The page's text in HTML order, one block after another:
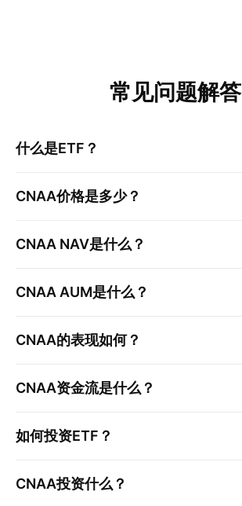
常见问题解答
什么是ETF？
CNAA价格是多少？
CNAA NAV是什么？
CNAA AUM是什么？
CNAA的表现如何？
CNAA资金流是什么？
如何投资ETF？
CNAA投资什么？